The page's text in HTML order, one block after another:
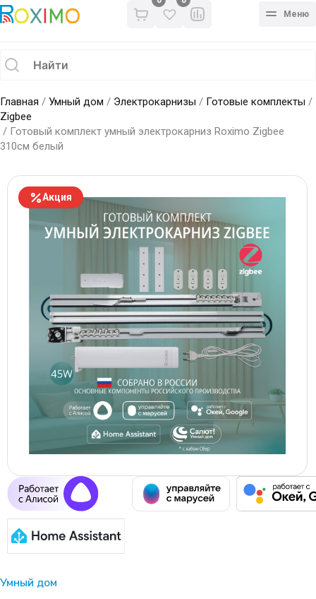
Меню
Главная / Умный дом / Электрокарнизы / Готовые комплекты /
Zigbee
/ Готовый комплект умный электрокарниз Roximo Zigbee
310см белый
Акция
Умный дом